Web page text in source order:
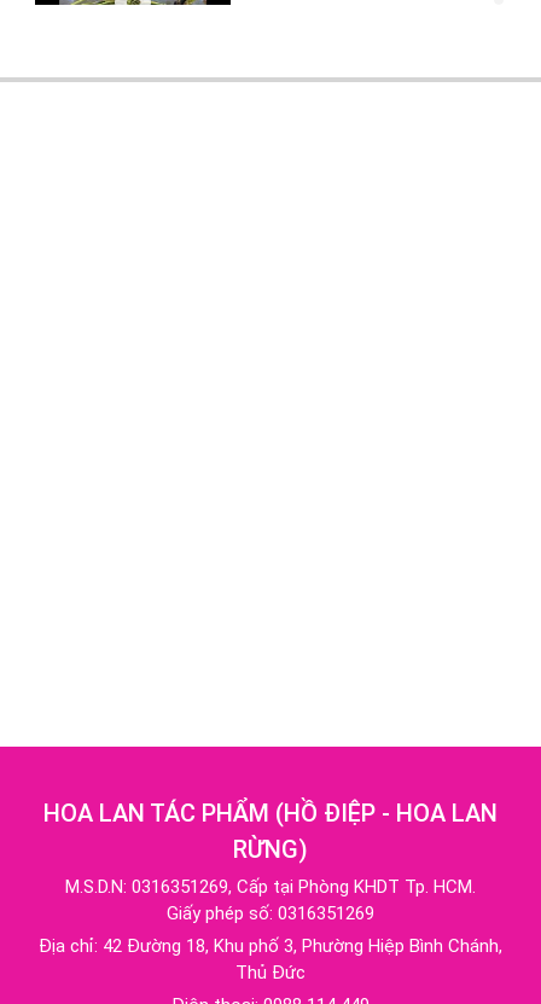
HOA LAN TÁC PHẨM (HỒ ĐIỆP - HOA LAN
RỪNG)
M.S.D.N: 0316351269, Cấp tại Phòng KHDT Tp. HCM.
Giấy phép số: 0316351269
Địa chỉ: 42 Đường 18, Khu phố 3, Phường Hiệp Bình Chánh,
Thủ Đức